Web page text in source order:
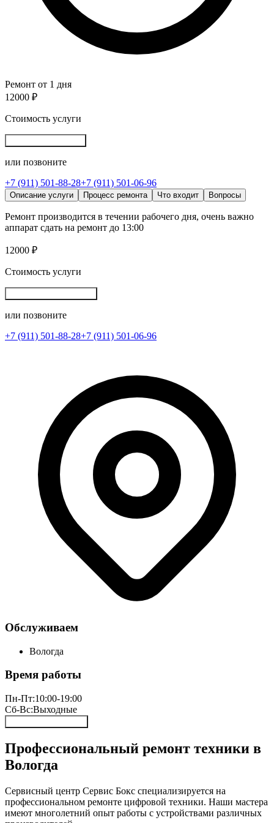
Ремонт от 1 дня
12000 ₽
Стоимость услуги
или позвоните
+7 (911) 501-88-28+7 (911) 501-06-96
Описание услуги Процесс ремонта Что входит Вопросы
Ремонт производится в течении рабочего дня, очень важно
аппарат сдать на ремонт до 13:00
12000 ₽
Стоимость услуги
или позвоните
+7 (911) 501-88-28+7 (911) 501-06-96
Обслуживаем
Вологда
Время работы
Пн-Пт:10:00-19:00
Сб-Вс:Выходные
Профессиональный ремонт техники в
Вологда
Сервисный центр Сервис Бокс специализируется на
профессиональном ремонте цифровой техники. Наши мастера
имеют многолетний опыт работы с устройствами различных